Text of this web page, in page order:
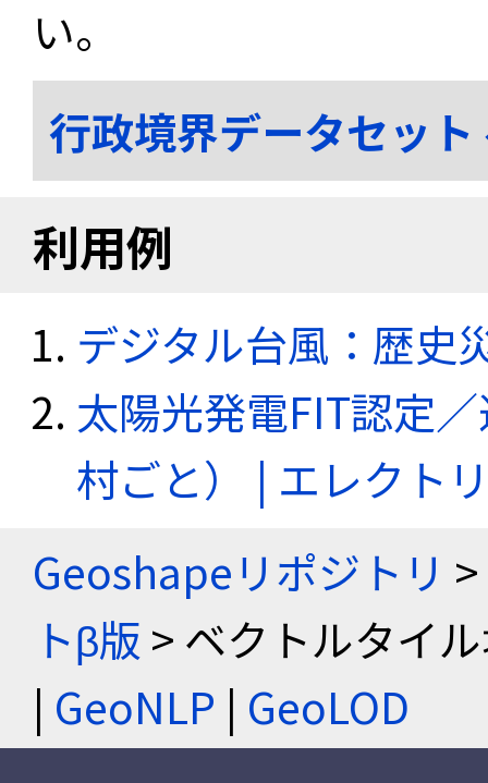
い。
行政境界データセッ
利用例
デジタル台風：歴史
太陽光発電FIT認定
村ごと） | エレクト
Geoshapeリポジトリ >
トβ版 > ベクトルタイ
| GeoNLP | GeoLOD